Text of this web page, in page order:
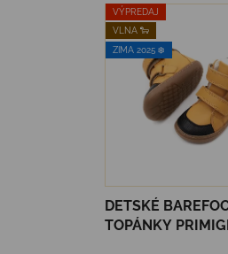
VÝPREDAJ
VLNA 🐑
ZIMA 2025 ❄️
DETSKÉ
TOPÁNKY